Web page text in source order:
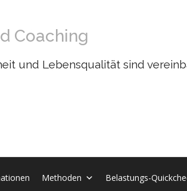
Coaching
und Lebensqualität sind
Methoden Belastungs-